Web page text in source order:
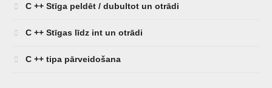
C ++ Stīga peldēt / dubultot un otrādi
C ++ Stīgas līdz int un otrādi
C ++ tipa pārveidošana